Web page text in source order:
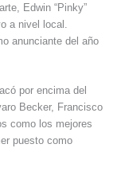
Edwin “Pinky”
a nivel local.
anunciante del año
por encima del
Becker, Francisco
como los mejores
puesto como